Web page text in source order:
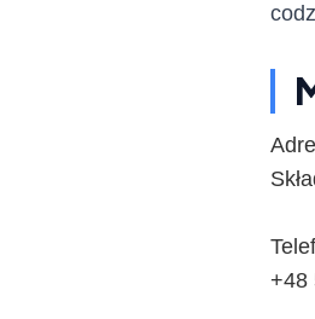
+48